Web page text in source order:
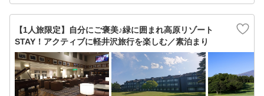
【1人旅限定】自分にご褒美♪緑に囲まれ高原リゾート
STAY！アクティブに軽井沢旅行を楽しむ／素泊まり